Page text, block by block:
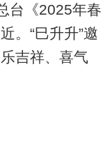
台《2025年春
。“巳升升”邀
吉祥、喜气